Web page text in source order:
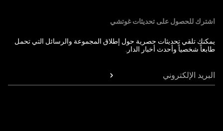
اشترك للحصول على تحديثات غوتشي
يمكنك تلقي تحديثات حصرية حول إطلاق المجموعة والرسائل التي تحمل
طابعاً شخصياً وأحدث أخبار الدار.
البريد الإلكتروني